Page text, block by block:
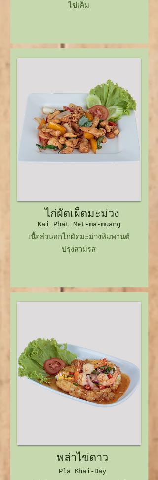
ไข่เค็ม
เนื้อส่วนอกไก่ผัดมะม่วงหิมพานต์
ปรุงสามรส
ไก่ผัดเผ็ดมะม่วง
Kai Phat Met-ma-muang
พล่าไข่ดาว
Pla Khai-Day